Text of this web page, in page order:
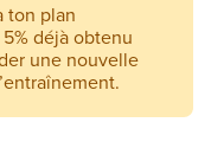
ton plan
déjà obtenu
une nouvelle